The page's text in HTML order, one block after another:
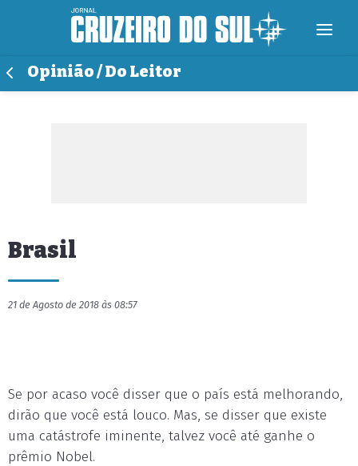
Opinião / Do Leitor
Brasil
21 de Agosto de 2018 às 08:57
Se por acaso você disser que o país está melhorando,
dirão que você está louco. Mas, se disser que existe
uma catástrofe iminente, talvez você até ganhe o
prêmio Nobel.